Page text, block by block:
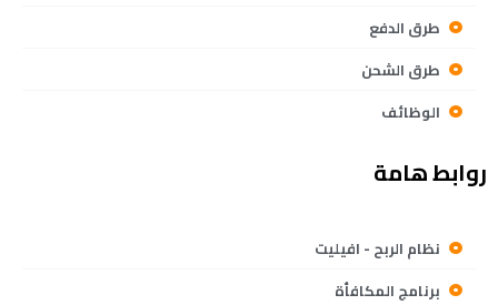
طرق الدفع
طرق الشحن
الوظائف
روابط هامة
نظام الربح - افيليت
برنامج المكافأة